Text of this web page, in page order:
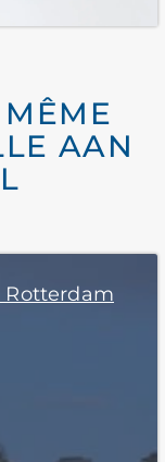
AAN
Rotterdam